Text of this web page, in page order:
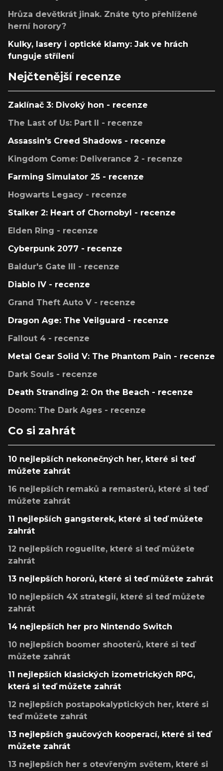
Hrůza devětkrát jinak. Znáte tyto přehlížené
herní horory?
Kulky, lasery i optické klamy: Jak ve hrách
funguje střílení
Nejčtenější recenze
Zaklínač 3: Divoký hon - recenze
The Last of Us: Part II - recenze
Assassin's Creed Shadows - recenze
Kingdom Come: Deliverance 2 - recenze
Farming Simulator 25 - recenze
Hogwarts Legacy - recenze
Stalker 2: Heart of Chornobyl - recenze
Elden Ring - recenze
Cyberpunk 2077 - recenze
Baldur's Gate III - recenze
Diablo IV - recenze
Grand Theft Auto V - recenze
Dragon Age: The Veilguard - recenze
Fallout 4 - recenze
Metal Gear Solid V: The Phantom Pain - recenze
Dark Souls - recenze
Death Stranding 2: On the Beach - recenze
Doom: The Dark Ages - recenze
Co si zahrát
10 nejlepších nekonečných her, které si teď
můžete zahrát
16 nejlepších remaků a remasterů, které si teď
můžete zahrát
11 nejlepších gangsterek, které si teď můžete
zahrát
12 nejlepších roguelite, které si teď můžete
zahrát
13 nejlepších hororů, které si teď můžete zahrát
10 nejlepších 4X strategií, které si teď můžete
zahrát
14 nejlepších her pro Nintendo Switch
10 nejlepších boomer shooterů, které si teď
můžete zahrát
11 nejlepších klasických izometrických RPG,
která si teď můžete zahrát
12 nejlepších postapokalyptických her, které si
teď můžete zahrát
13 nejlepších gaučových kooperací, které si teď
můžete zahrát
13 nejlepších her s otevřeným světem, které si